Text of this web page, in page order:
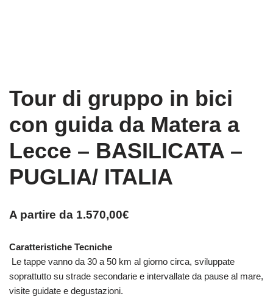
Tour di gruppo in bici
con guida da Matera a
Lecce – BASILICATA –
PUGLIA/ ITALIA
A partire da 1.570,00€
Caratteristiche Tecniche
Le tappe vanno da 30 a 50 km al giorno circa, sviluppate
soprattutto su strade secondarie e intervallate da pause al mare,
visite guidate e degustazioni.